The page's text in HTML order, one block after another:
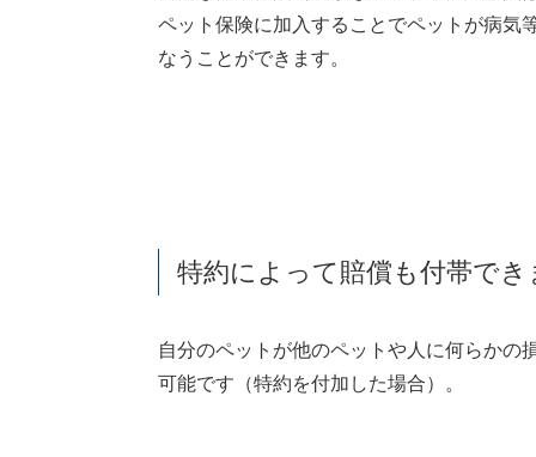
ペット保険に加入することでペットが病気
なうことができます。
特約によって賠償も付帯でき
自分のペットが他のペットや人に何らかの
可能です（特約を付加した場合）。